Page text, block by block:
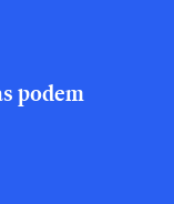
podem